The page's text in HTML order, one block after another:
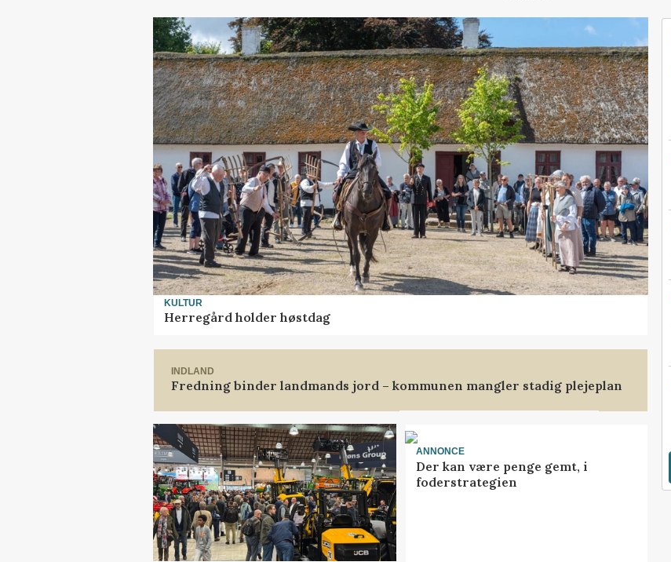
KULTUR
Herregård holder høstdag
INDLAND
Fredning binder landmands jord – kommunen mangler stadig plejeplan
ANNONCE
Der kan være penge gemt, i
foderstrategien